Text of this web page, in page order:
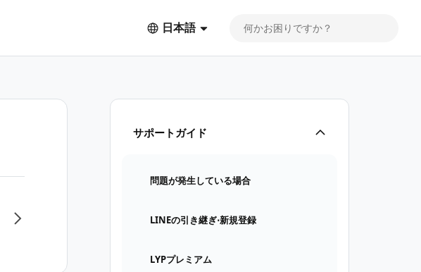
日本語
サポートガイド
問題が発生している場合
LINEの引き継ぎ⋅新規登録
LYPプレミアム